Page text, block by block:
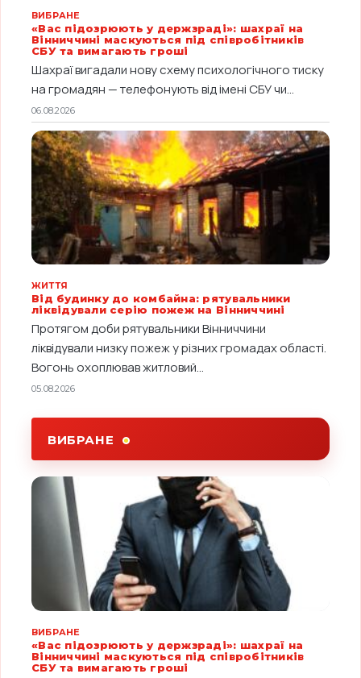
ВИБРАНЕ
«Вас підозрюють у держзраді»: шахраї на
Вінниччині маскуються під співробітників
СБУ та вимагають гроші
Шахраї вигадали нову схему психологічного тиску
на громадян — телефонують від імені СБУ чи...
06.08.2026
ЖИТТЯ
Від будинку до комбайна: рятувальники
ліквідували серію пожеж на Вінниччині
Протягом доби рятувальники Вінниччини
ліквідували низку пожеж у різних громадах області.
Вогонь охоплював житловий...
05.08.2026
ВИБРАНЕ
ВИБРАНЕ
«Вас підозрюють у держзраді»: шахраї на
Вінниччині маскуються під співробітників
СБУ та вимагають гроші